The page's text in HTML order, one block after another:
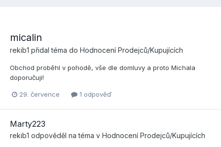
micalin
rekib1 přidal téma do Hodnocení Prodejců/Kupujících
Obchod proběhl v pohodě, vše dle domluvy a proto Michala
doporučuji!
29. července 1 odpověď
Marty223
rekib1 odpověděl na téma v Hodnocení Prodejců/Kupujících